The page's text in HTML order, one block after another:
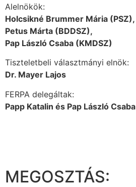
Alelnökök:
Holcsikné Brummer Mária (PSZ),
Petus Márta (BDDSZ),
Pap László Csaba (KMDSZ)
Tiszteletbeli választmányi elnök:
Dr. Mayer Lajos
FERPA delegáltak:
Papp Katalin és Pap László Csaba
MEGOSZTÁS: